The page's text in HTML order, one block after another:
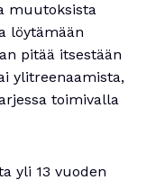
muutoksista
löytämään
pitää itsestään
ylitreenaamista,
toimivalla
yli 13 vuoden